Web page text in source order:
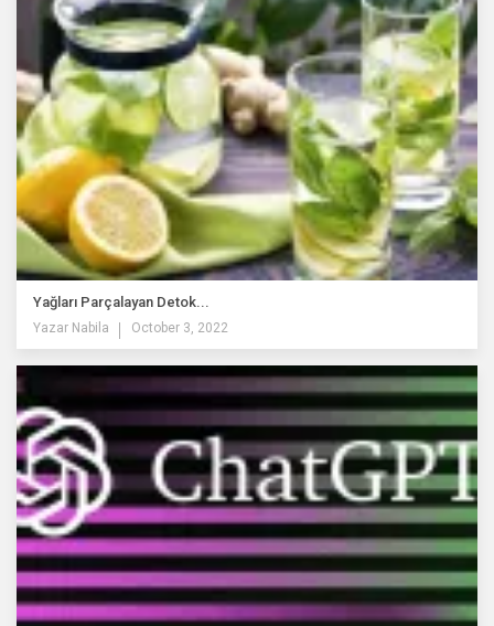
Yağları Parçalayan Detok...
Yazar Nabila October 3, 2022